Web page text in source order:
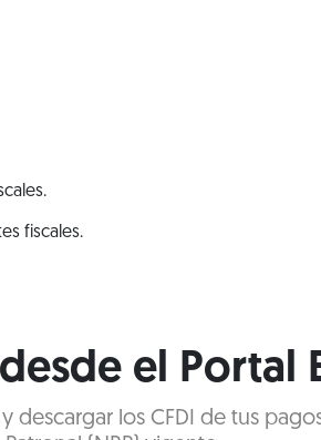
fiscales.
el Portal
descargar los CFDI de tus